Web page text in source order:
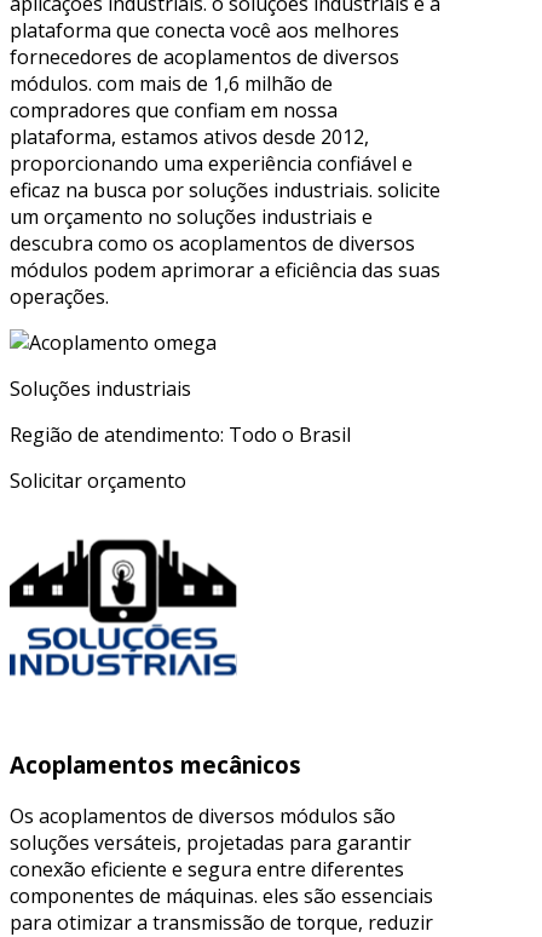
plataforma que conecta você aos melhores
fornecedores de acoplamentos de diversos
módulos. com mais de 1,6 milhão de
compradores que confiam em nossa
plataforma, estamos ativos desde 2012,
proporcionando uma experiência confiável e
eficaz na busca por soluções industriais. solicite
um orçamento no soluções industriais e
descubra como os acoplamentos de diversos
módulos podem aprimorar a eficiência das suas
operações.
Soluções industriais
Região de atendimento: Todo o Brasil
Solicitar orçamento
Acoplamentos mecânicos
Os acoplamentos de diversos módulos são
soluções versáteis, projetadas para garantir
conexão eficiente e segura entre diferentes
componentes de máquinas. eles são essenciais
para otimizar a transmissão de torque, reduzir